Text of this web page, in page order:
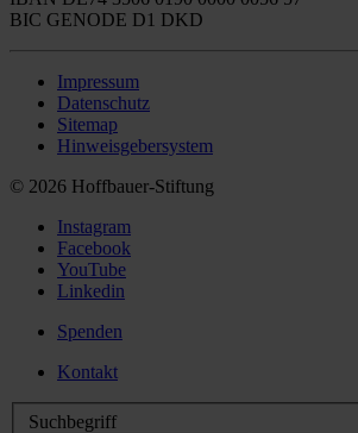
BIC GENODE D1 DKD
Impressum
Datenschutz
Sitemap
Hinweisgebersystem
© 2026 Hoffbauer-Stiftung
Instagram
Facebook
YouTube
Linkedin
Spenden
Kontakt
Suchbegriff